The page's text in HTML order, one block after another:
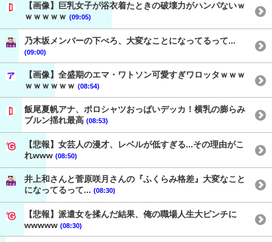
【画像】巨乳女子が浴衣着たときの破壊力がハンパないｗ
ｗｗｗｗｗ (09:05)
乃木坂メンバーの下ぺろ、大変なことになってるって...
(09:00)
【画像】全盛期のエマ・ワトソン可愛すぎワロッタｗｗｗ
ｗｗｗｗｗｗ (08:54)
飯尾夏帆アナ、ポロシャツおっぱいデッカ！横乳の膨らみ
ブルン揺れ最高 (08:53)
【悲報】女芸人の漫才、レベルが低すぎる...その理由がこ
れwww (08:50)
井上和さんと菅原咲月さんの『ふくらみ格差』大変なこと
になってるって... (08:30)
【悲報】派遣女を揉んだ結果、俺の職場人生大ピンチに
wwwww (08:30)